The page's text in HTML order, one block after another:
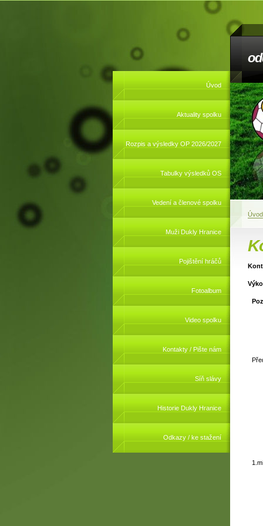
Úvod
Aktuality spolku
Rozpis a výsledky OP 2026/2027
Tabulky výsledků OS
Vedení a členové spolku
Muži Dukly Hranice
Pojištění hráčů
Fotoalbum
Video spolku
Kontakty / Pište nám
Síň slávy
Historie Dukly Hranice
Odkazy / ke stažení
Úvod